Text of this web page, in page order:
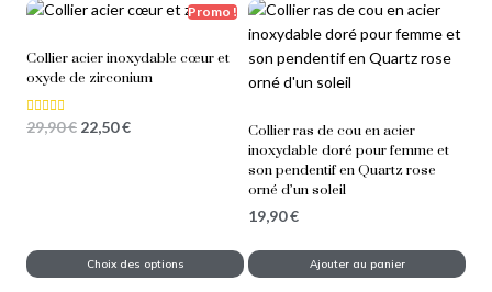
Promo !
Collier acier inoxydable cœur et
oxyde de zirconium
Note
5.00
29,90€ 22,50€
Choix des options
Collier ras de cou en acier
inoxydable doré pour femme et
son pendentif en Quartz rose
orné d’un soleil
19,90€
Ajouter au panier